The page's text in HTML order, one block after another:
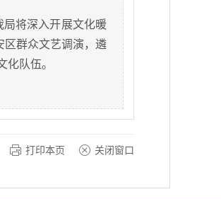
将深入开展文化暖
区群众文艺调演，遴
队伍。
打印本页 关闭窗口